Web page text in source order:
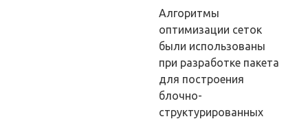
Алгоритмы
оптимизации сеток
были использованы
при разработке пакета
для построения
блочно-
структурированных